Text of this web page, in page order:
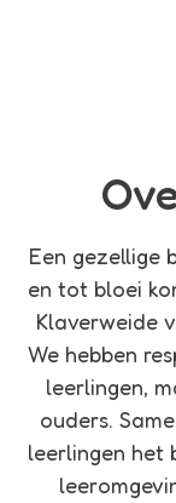
Een gezellige
en tot bloei
Klaverweide
We hebben
leerlingen,
ouders.
leerlingen het